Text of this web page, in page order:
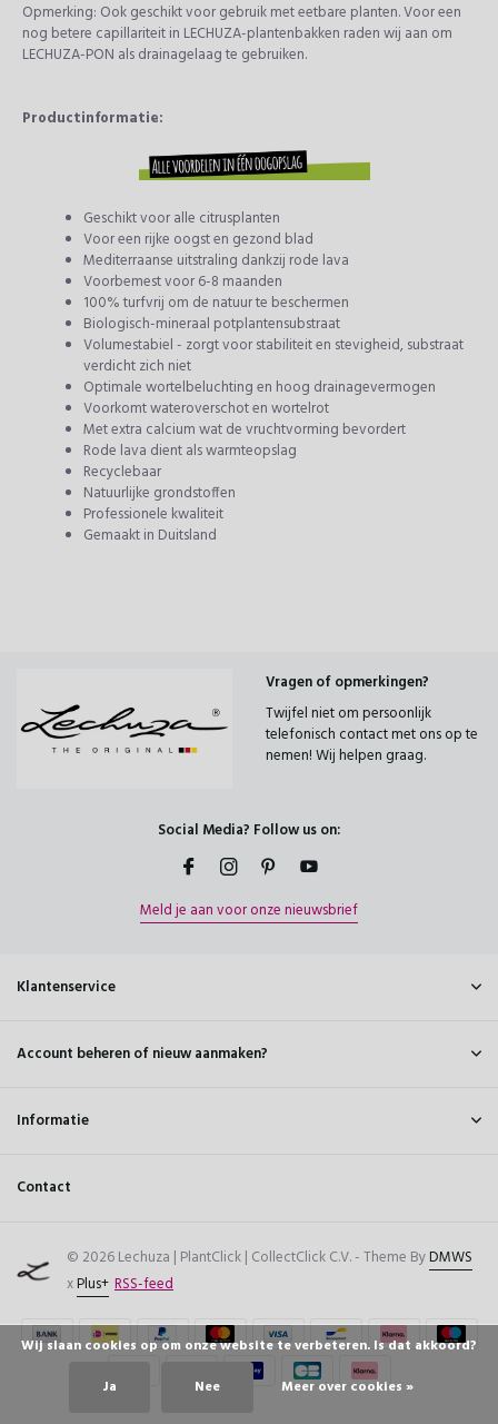
Opmerking: Ook geschikt voor gebruik met eetbare planten. Voor een
nog betere capillariteit in LECHUZA-plantenbakken raden wij aan om
LECHUZA-PON als drainagelaag te gebruiken.
Productinformatie:
Geschikt voor alle citrusplanten
Voor een rijke oogst en gezond blad
Mediterraanse uitstraling dankzij rode lava
Voorbemest voor 6-8 maanden
100% turfvrij om de natuur te beschermen
Biologisch-mineraal potplantensubstraat
Volumestabiel - zorgt voor stabiliteit en stevigheid, substraat
verdicht zich niet
Optimale wortelbeluchting en hoog drainagevermogen
Voorkomt wateroverschot en wortelrot
Met extra calcium wat de vruchtvorming bevordert
Rode lava dient als warmteopslag
Recyclebaar
Natuurlijke grondstoffen
Professionele kwaliteit
Gemaakt in Duitsland
Vragen of opmerkingen?
Twijfel niet om persoonlijk
telefonisch contact met ons op te
nemen! Wij helpen graag.
Social Media? Follow us on:
Meld je aan voor onze nieuwsbrief
Klantenservice
Account beheren of nieuw aanmaken?
Informatie
Contact
© 2026 Lechuza | PlantClick | CollectClick C.V. - Theme ByDMWS
xPlus+ RSS-feed
Wij slaan cookies op om onze website te verbeteren. Is dat akkoord?
Ja
Nee Meer over cookies »